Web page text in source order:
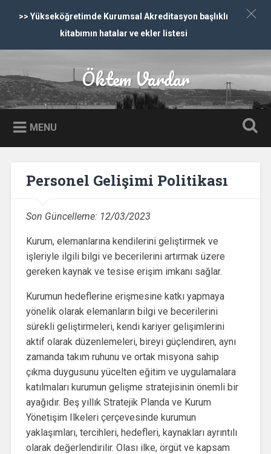
Ara
Öktem Vardar
MENU
Personel Gelişimi Politikası
Son Güncelleme: 12/03/2023
Kurum, elemanlarına kendilerini geliştirmek ve
işleriyle ilgili bilgi ve becerilerini artırmak üzere
gereken kaynak ve tesise erişim imkanı sağlar.
Kurumun hedeflerine erişmesine katkı yapmaya
yönelik olarak elemanların bilgi ve becerilerini
sürekli geliştirmeleri, kendi kariyer gelişimlerini
aktif olarak düzenlemeleri, bireyi güçlendiren, aynı
zamanda takım ruhunu ve ortak misyona sahip
çıkma duygusunu yücelten eğitim ve uygulamalara
katılmaları kurumun gelişme stratejisinin önemli bir
ayağıdır. Beş yıllık Stratejik Planda ve Kurum
Yönetişim Ilkeleri çerçevesinde kurumun
yaklaşımları, tercihleri, hedefleri, kaynakları ayrıntılı
olarak değerlendirilir. Olası ilke, örgüt ve kapsam
>> Yükseköğretimde Kurumsal Akreditasyon başlıklı
kitabımın hatalar ve ekler listesi